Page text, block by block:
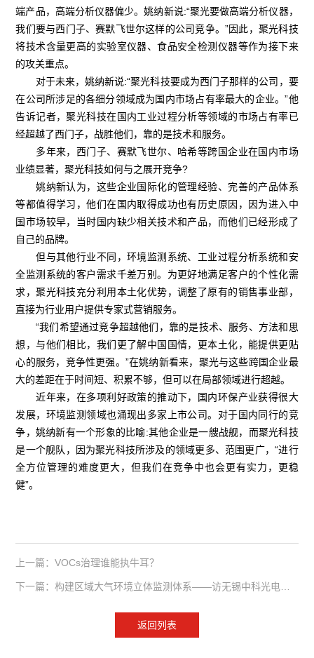
端产品，高端分析仪器偏少。姚纳新说:“聚光要做高端分析仪器，
我们要与西门子、赛默飞世尔这样的公司竞争。”因此，聚光科技
将技术含量更高的实验室仪器、食品安全检测仪器等作为接下来
的攻关重点。
对于未来，姚纳新说:“聚光科技要成为西门子那样的公司，要
在公司所涉足的各细分领域成为国内市场占有率最大的企业。”他
告诉记者，聚光科技在国内工业过程分析等领域的市场占有率已
经超越了西门子，战胜他们，靠的是技术和服务。
多年来，西门子、赛默飞世尔、哈希等跨国企业在国内市场
业绩显著，聚光科技如何与之展开竞争?
姚纳新认为，这些企业国际化的管理经验、完善的产品体系
等都值得学习，他们在国内取得成功也有历史原因，因为进入中
国市场较早，当时国内缺少相关技术和产品，而他们已经形成了
自己的品牌。
但与其他行业不同，环境监测系统、工业过程分析系统和安
全监测系统的客户需求千差万别。为更好地满足客户的个性化需
求，聚光科技充分利用本土化优势，调整了原有的销售事业部，
直接为行业用户提供专家式营销服务。
“我们希望通过竞争超越他们，靠的是技术、服务、方法和思
想，与他们相比，我们更了解中国国情，更本土化，能提供更贴
心的服务，竞争性更强。”在姚纳新看来，聚光与这些跨国企业最
大的差距在于时间短、积累不够，但可以在局部领域进行超越。
近年来，在多项利好政策的推动下，国内环保产业获得很大
发展，环境监测领域也涌现出多家上市公司。对于国内同行的竞
争，姚纳新有一个形象的比喻:其他企业是一艘战舰，而聚光科技
是一个舰队，因为聚光科技所涉及的领域更多、范围更广，“进行
全方位管理的难度更大，但我们在竞争中也会更有实力，更稳
健”。
上一篇：VOCs治理谁能执牛耳？
返回列表